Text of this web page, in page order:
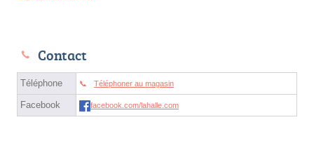
Contact
Téléphone Téléphoner au magasin
Facebook facebook.com/lahalle.com